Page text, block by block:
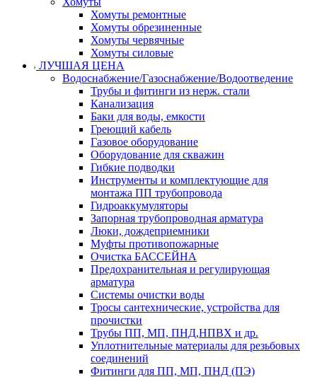
Хомуты ремонтные
Хомуты обрезиненные
Хомуты червячные
Хомуты силовые
ЛУЧШАЯ ЦЕНА
Водоснабжение/Газоснабжение/Водоотведение
Трубы и фитинги из нерж. стали
Канализация
Баки для воды, емкости
Греющий кабель
Газовое оборудование
Оборудование для скважин
Гибкие подводки
Инструменты и комплектующие для
монтажа ПП трубопровода
Гидроаккумуляторы
Запорная трубопроводная арматура
Люки, дождеприемники
Муфты противопожарные
Очистка БАССЕЙНА
Предохранительная и регулирующая
арматура
Системы очистки воды
Тросы сантехнические, устройства для
прочистки
Трубы ПП, МП, ПНД,НПВХ и др.
Уплотнительные материалы для резьбовых
соединений
Фитинги для ПП, МП, ПНД (ПЭ)